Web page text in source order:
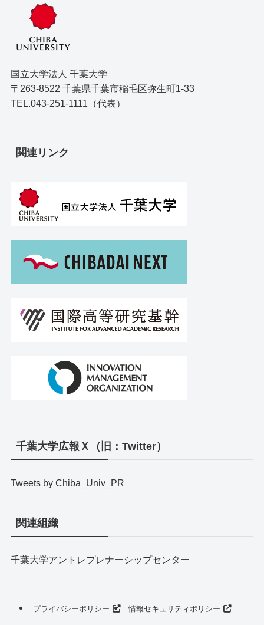
国立大学法人 千葉大学
〒263-8522 千葉県千葉市稲毛区弥生町1-33
TEL.043-251-1111（代表）
関連リンク
千葉大学広報Ｘ（旧：Twitter）
Tweets by Chiba_Univ_PR
関連組織
千葉大学アントレプレナーシップセンター
プライバシーポリシー 情報セキュリティポリシー